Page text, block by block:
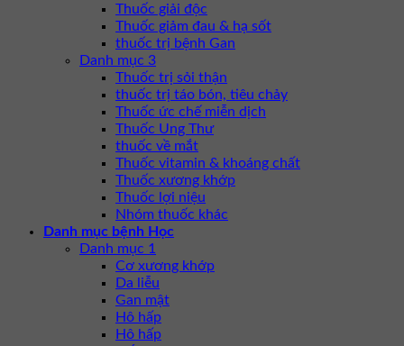
Thuốc giải độc
Thuốc giảm đau & hạ sốt
thuốc trị bệnh Gan
Danh mục 3
Thuốc trị sỏi thận
thuốc trị táo bón, tiêu chảy
Thuốc ức chế miễn dịch
Thuốc Ung Thư
thuốc về mắt
Thuốc vitamin & khoáng chất
Thuốc xương khớp
Thuốc lợi niệu
Nhóm thuốc khác
Danh mục bệnh Học
Danh mục 1
Cơ xương khớp
Da liễu
Gan mật
Hô hấp
Hô hấp